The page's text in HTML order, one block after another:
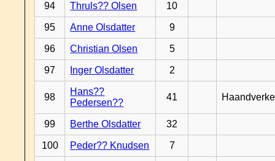
94 Thruls?? Olsen 10
95 Anne Olsdatter 9
96 Christian Olsen 5
97 Inger Olsdatter 2
98
Hans??
Pedersen??
41
99 Berthe Olsdatter 32
100 Peder?? Knudsen 7